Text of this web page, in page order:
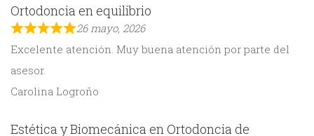
Ortodoncia en equilibrio
26 mayo, 2026
Excelente atención. Muy buena atención por parte del
asesor.
Carolina Logroño
Estética y Biomecánica en Ortodoncia de